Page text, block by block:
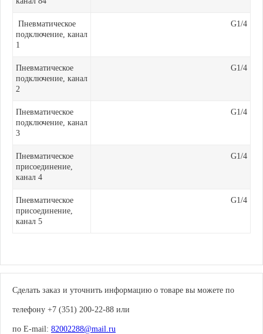
Пневматическое
подключение, канал
1
G1/4
Пневматическое
подключение, канал
2
G1/4
Пневматическое
подключение, канал
3
G1/4
Пневматическое
присоединение,
канал 4
G1/4
Пневматическое
присоединение,
канал 5
G1/4
Сделать заказ и уточнить информацию о товаре вы можете по
телефону +7 (351) 200-22-88 или
по E-mail: 82002288@mail.ru